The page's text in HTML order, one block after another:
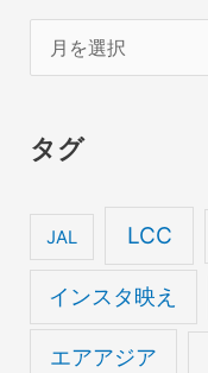
ー
イ
タグ
JAL LCC
インスタ映え
エアアジア